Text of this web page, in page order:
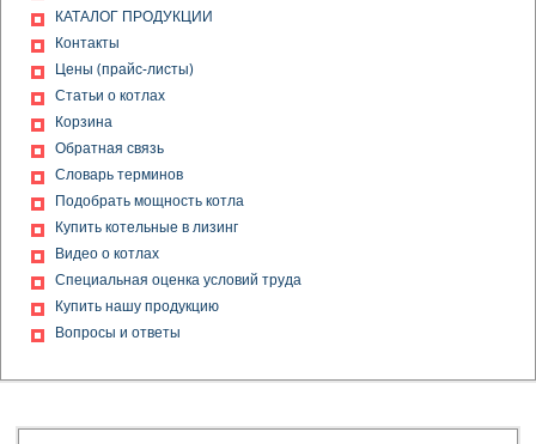
Получена декларация о соответствии на конвейеры
скребковые стационарные с погруженными скребками типа
загрузочные механические для сыпучих материалов
(подъемники скиповые)
Получено свидетельство о допуске к определенному виду
или видам работ, которые оказывают влияние на
безопасность объектов капитального строительства
Получено свидетельство о допуске к работам по
котельные МКУ теплопроизводительностью от 0,17 до 20,0
МВт
Получен сертификат соответствия на котлы водогрейные
Получен сертификат соответствия на котлы паровые
Получен сертификат соответствия на конвейеры скребковые
КАТАЛОГ ПРОДУКЦИИ
Контакты
Цены (прайс-листы)
Статьи о котлах
Корзина
Обратная связь
Словарь терминов
Подобрать мощность котла
Купить котельные в лизинг
Видео о котлах
Специальная оценка условий труда
Купить нашу продукцию
Вопросы и ответы